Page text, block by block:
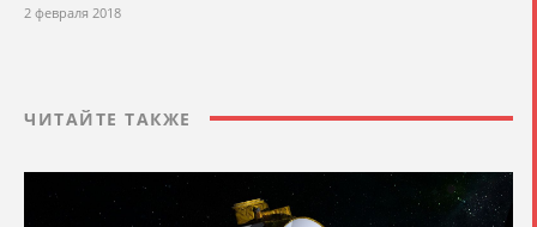
2 февраля 2018
ЧИТАЙТЕ ТАКЖЕ